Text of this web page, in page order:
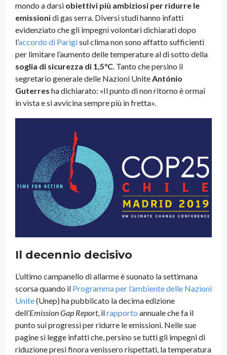
mondo a darsi obiettivi più ambiziosi per ridurre le
emissionidi gas serra. Diversi studi hanno infatti
evidenziato che gli impegni volontari dichiarati dopo
l’accordo di Parigisul clima non sono affatto sufficienti
per limitare l’aumento delle temperature al di sotto della
soglia di sicurezza di 1,5°C. Tanto che persino il
segretario generale delle Nazioni UniteAntónio
Guterres ha dichiarato: «Il punto di non ritorno è ormai
in vista e si avvicina sempre più in fretta».
Il decennio decisivo
L’ultimo campanello di allarme è suonato la settimana
scorsa quando il Programma per l’ambiente delle Nazioni
Unite(Unep) ha pubblicato la decima edizione
dell’Emission Gap Report, ilrapporto annuale che fa il
punto sui progressi per ridurre le emissioni. Nelle sue
pagine si legge infatti che, persino se tutti gli impegni di
riduzione presi finora venissero rispettati, la temperatura